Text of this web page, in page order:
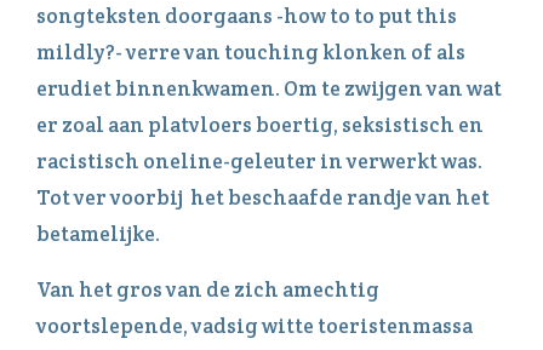
songteksten doorgaans -how to to put this
mildly?- verre van touching klonken of als
erudiet binnenkwamen. Om te zwijgen van wat
er zoal aan platvloers boertig, seksistisch en
racistisch oneline-geleuter in verwerkt was.
Tot ver voorbij het beschaafde randje van het
betamelijke.
Van het gros van de zich amechtig
voortslepende, vadsig witte toeristenmassa